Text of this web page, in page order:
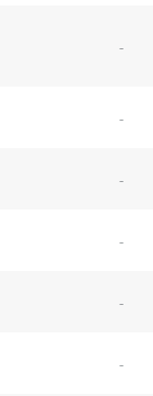
-
-
-
-
-
-